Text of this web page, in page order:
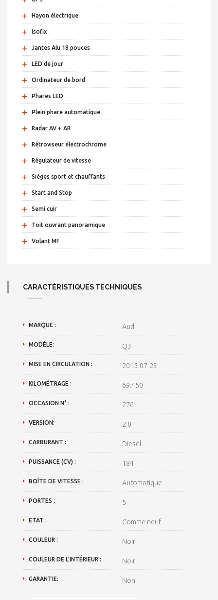
+ Hayon électrique
+ Isofix
+ Jantes Alu 18 pouces
+ LED de jour
+ Ordinateur de bord
+ Phares LED
+ Plein phare automatique
+ Radar AV + AR
+ Rétroviseur électrochrome
+ Régulateur de vitesse
+ Sièges sport et chauffants
+ Start and Stop
+ Semi cuir
+ Toit ouvrant panoramique
+ Volant MF
CARACTÉRISTIQUES TECHNIQUES
MARQUE : Audi
MODÈLE: Q3
MISE EN CIRCULATION : 2015-07-23
KILOMÉTRAGE : 69.450
OCCASION N° : 276
VERSION: 2.0
CARBURANT : Diesel
PUISSANCE (CV) : 184
BOÎTE DE VITESSE : Automatique
PORTES : 5
ETAT : Comme neuf
COULEUR : Noir
COULEUR DE L'INTÉRIEUR : Noir
GARANTIE: Non